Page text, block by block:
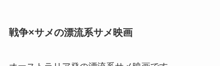
戦争×サメの漂流系サメ映画